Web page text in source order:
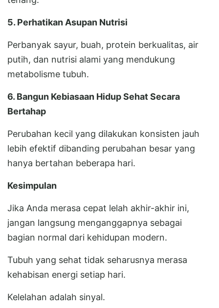
5. Perhatikan Asupan Nutrisi
Perbanyak sayur, buah, protein berkualitas, air
putih, dan nutrisi alami yang mendukung
metabolisme tubuh.
6. Bangun Kebiasaan Hidup Sehat Secara
Bertahap
Perubahan kecil yang dilakukan konsisten jauh
lebih efektif dibanding perubahan besar yang
hanya bertahan beberapa hari.
Kesimpulan
Jika Anda merasa cepat lelah akhir-akhir ini,
jangan langsung menganggapnya sebagai
bagian normal dari kehidupan modern.
Tubuh yang sehat tidak seharusnya merasa
kehabisan energi setiap hari.
Kelelahan adalah sinyal.